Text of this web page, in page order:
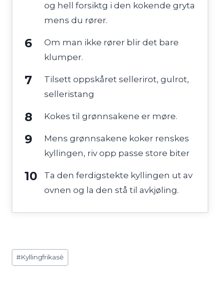
og hell forsiktg i den kokende gryta
mens du rører.
Om man ikke rører blir det bare
klumper.
Tilsett oppskåret sellerirot, gulrot,
selleristang
Kokes til grønnsakene er møre.
Mens grønnsakene koker renskes
kyllingen, riv opp passe store biter
Ta den ferdigstekte kyllingen ut av
ovnen og la den stå til avkjøling.
Post
Tags:
#Kyllingfrikasè